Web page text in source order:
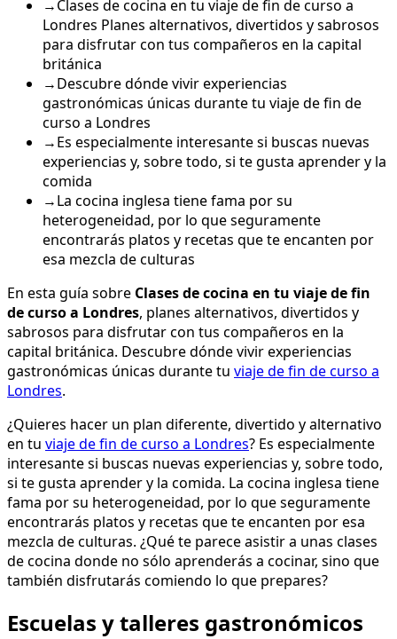
→Clases de cocina en tu viaje de fin de curso a
Londres Planes alternativos, divertidos y sabrosos
para disfrutar con tus compañeros en la capital
británica
→Descubre dónde vivir experiencias
gastronómicas únicas durante tu viaje de fin de
curso a Londres
→Es especialmente interesante si buscas nuevas
experiencias y, sobre todo, si te gusta aprender y la
comida
→La cocina inglesa tiene fama por su
heterogeneidad, por lo que seguramente
encontrarás platos y recetas que te encanten por
esa mezcla de culturas
En esta guía sobre Clases de cocina en tu viaje de fin
de curso a Londres, planes alternativos, divertidos y
sabrosos para disfrutar con tus compañeros en la
capital británica. Descubre dónde vivir experiencias
gastronómicas únicas durante tu viaje de fin de curso a
Londres.
¿Quieres hacer un plan diferente, divertido y alternativo
en tu viaje de fin de curso a Londres? Es especialmente
interesante si buscas nuevas experiencias y, sobre todo,
si te gusta aprender y la comida. La cocina inglesa tiene
fama por su heterogeneidad, por lo que seguramente
encontrarás platos y recetas que te encanten por esa
mezcla de culturas. ¿Qué te parece asistir a unas clases
de cocina donde no sólo aprenderás a cocinar, sino que
también disfrutarás comiendo lo que prepares?
Escuelas y talleres gastronómicos